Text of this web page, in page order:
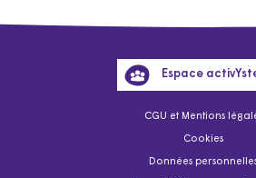
CGU et Mentions
Cookies
Données
Espace